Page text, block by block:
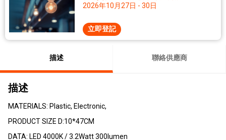
2026年10月27日 - 30日
立即登記
描述 聯絡供應商
描述
MATERIALS: Plastic, Electronic,
PRODUCT SIZE D:10*47CM
DATA: LED 4000K / 3.2Watt 300lumen